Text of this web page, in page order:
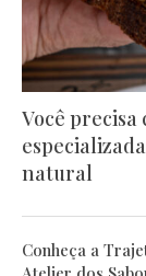
Você precisa
natural
Conheça a